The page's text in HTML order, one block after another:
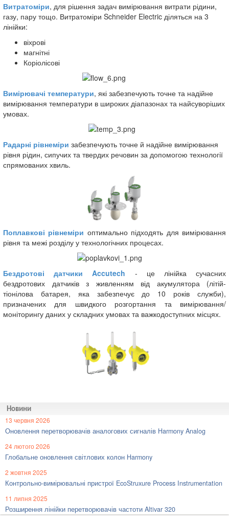
Витратоміри, для рішення задач вимірювання витрати рідини,
газу, пару тощо. Витратоміри Schneider Electric діляться на 3
лінійки:
віхрові
магнітні
Коріолісові
Вимірювачі температури, які забезпечують точне та надійне
вимірювання температури в широких діапазонах та найсуворіших
умовах.
Радарні рівнеміри забезпечують точне й надійне вимірювання
рівня рідин, сипучих та твердих речовин за допомогою технології
спрямованих хвиль.
Поплавкові рівнеміри оптимально підходять для вимірювання
рівня та межі розділу у технологічних процесах.
Бездротові датчики Accutech - це лінійка сучасних
бездротових датчиків з живленням від акумулятора (літій-
тіонілова батарея, яка забезпечує до 10 років служби),
призначених для швидкого розгортання та вимірювання/
моніторингу даних у складних умовах та важкодоступних місцях.
Новини
13 червня 2026
Оновлення перетворювачів аналогових сигналів Harmony Analog
24 лютого 2026
Глобальне оновлення світлових колон Harmony
2 жовтня 2025
Контрольно-вимірювальні пристрої EcoStruxure Process Instrumentation
11 липня 2025
Розширення лінійки перетворювачів частоти Altivar 320